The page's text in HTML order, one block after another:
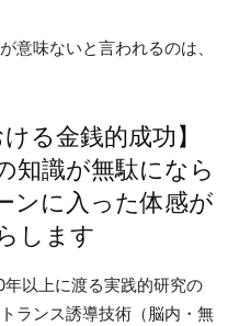
意味ないと言われるのは、
る金銭的成功】
知識が無駄になら
に入った体感が
します
以上に渡る実践的研究の
ランス誘導技術（脳内・無